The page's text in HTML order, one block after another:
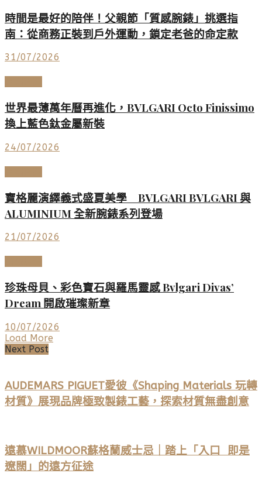
時間是最好的陪伴！父親節「質感腕錶」挑選指
南：從商務正裝到戶外運動，鎖定老爸的命定款
31/07/2026
世界最薄萬年曆再進化，BVLGARI Octo Finissimo
換上藍色鈦金屬新裝
24/07/2026
寶格麗演繹義式盛夏美學 BVLGARI BVLGARI 與
ALUMINIUM 全新腕錶系列登場
21/07/2026
珍珠母貝、彩色寶石與羅馬靈感 Bvlgari Divas’
Dream 開啟璀璨新章
10/07/2026
Load More
Next Post
AUDEMARS PIGUET愛彼《Shaping Materials 玩轉
材質》展現品牌極致製錶工藝，探索材質無盡創意
遠慕WILDMOOR蘇格蘭威士忌｜踏上「入口 即是
遼闊」的遠方征途